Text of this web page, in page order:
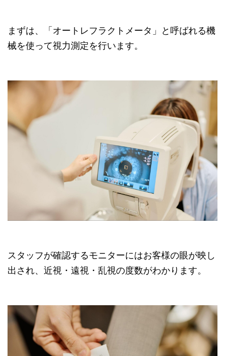
まずは、「オートレフラクトメータ」と呼ばれる機
械を使って視力測定を行います。
スタッフが確認するモニターにはお客様の眼が映し
出され、近視・遠視・乱視の度数がわかります。